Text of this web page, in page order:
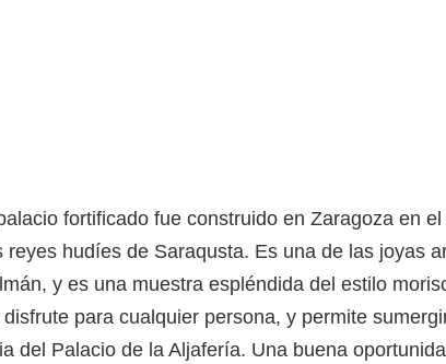
fortificado fue construido en Zaragoza en
reyes hudíes de Saraqusta. Es una de las joyas
y es una muestra espléndida del estilo
para cualquier persona, y permite
del Palacio de la Aljafería. Una buena